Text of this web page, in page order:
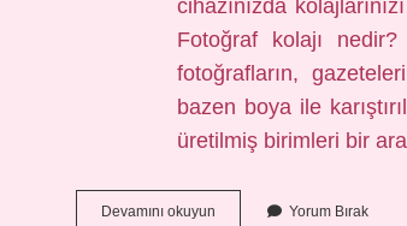
cihazınızda
Fotoğraf kolajı
fotoğrafların,
bazen boya ile
üretilmiş birimleri bir
Devamını okuyun BilgisayardaYorum Bırak